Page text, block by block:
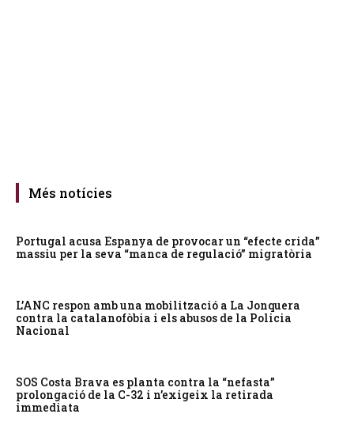
Més notícies
Portugal acusa Espanya de provocar un “efecte crida”
massiu per la seva “manca de regulació” migratòria
L’ANC respon amb una mobilització a La Jonquera
contra la catalanofòbia i els abusos de la Policia
Nacional
SOS Costa Brava es planta contra la “nefasta”
prolongació de la C-32 i n’exigeix la retirada
immediata